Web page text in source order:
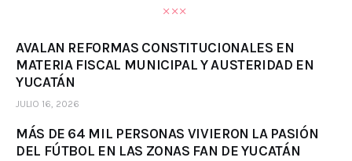
AVALAN REFORMAS CONSTITUCIONALES EN
MATERIA FISCAL MUNICIPAL Y AUSTERIDAD EN
YUCATÁN
JULIO 16, 2026
MÁS DE 64 MIL PERSONAS VIVIERON LA PASIÓN
DEL FÚTBOL EN LAS ZONAS FAN DE YUCATÁN